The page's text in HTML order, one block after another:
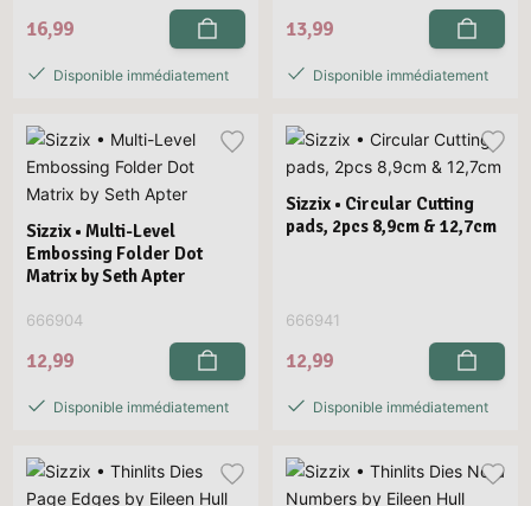
16,99
Disponible immédiatement
13,99
Disponible immédiatement
Sizzix • Multi-Level
Embossing Folder Dot
Matrix by Seth Apter
666904
12,99
Disponible immédiatement
Sizzix • Circular Cutting
pads, 2pcs 8,9cm & 12,7cm
666941
12,99
Disponible immédiatement